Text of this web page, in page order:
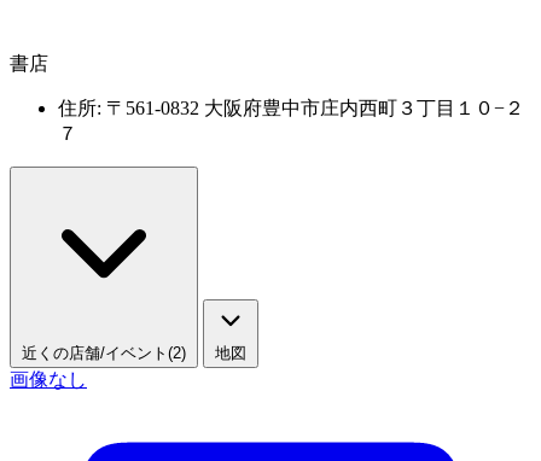
書店
住所: 〒561-0832 大阪府豊中市庄内西町３丁目１０−２
７
近くの店舗/イベント(2) 地図
画像なし